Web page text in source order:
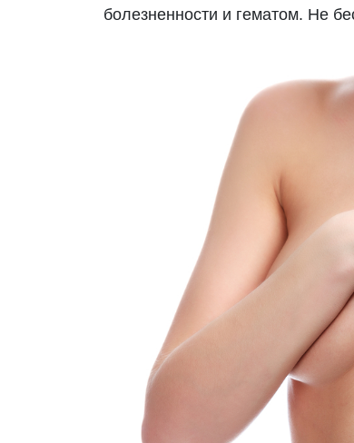
болезненности и гематом. Не